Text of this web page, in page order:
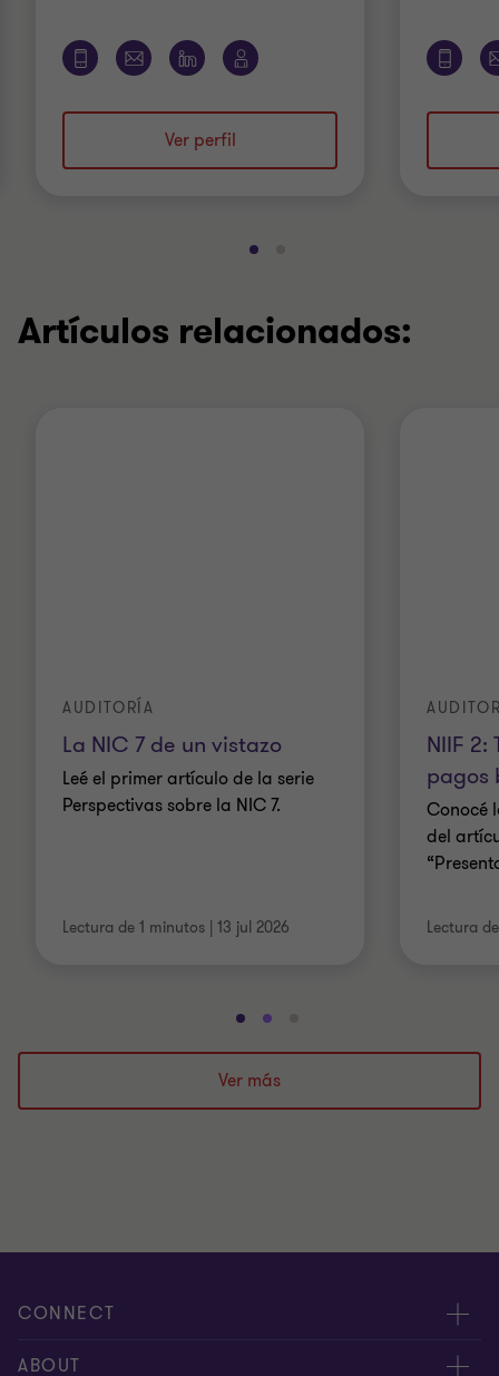
Ver perfil
Ir
diapositiva
diapositiva
Artículos relacionados:
La NIC 7 de un vistazo
AUDITORÍA
Leé el primer artículo de la serie
Perspectivas sobre la NIC 7.
Lectura de 1 minutos | 13 jul 2026
NIIF 2:
pagos
Conocé
del
Lectura
Ir
a
la
diapositiva
Ir
a
la
diapositiva
a
diapositiva
Ver más
CONNECT
Nuestra gente
ABOUT